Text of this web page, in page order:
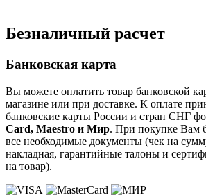
Безналичный расчет
Банковская карта
Вы можете оплатить товар банковской
магазине или при доставке. К оплате
банковские карты России и стран СНГ
Card, Maestro и Мир. При покупке Вам
все необходимые документы (чек на
накладная, гарантийные талоны и
на товар).